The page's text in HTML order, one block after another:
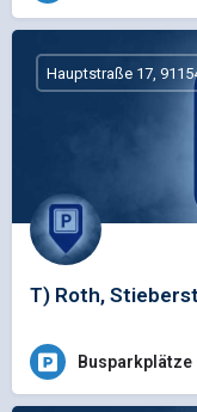
T) Roth,
Hauptstraße 17,
Busparkplätze